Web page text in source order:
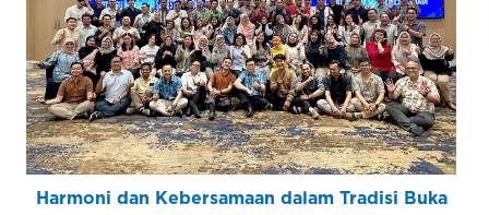
Harmoni dan Kebersamaan dalam Tradisi Buka